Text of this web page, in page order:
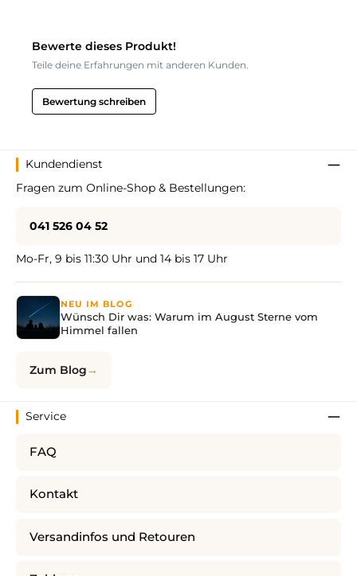
Bewerte dieses Produkt!
Teile deine Erfahrungen mit anderen Kunden.
Bewertung schreiben
Kundendienst
Fragen zum Online-Shop & Bestellungen:
041 526 04 52
Mo-Fr, 9 bis 11:30 Uhr und 14 bis 17 Uhr
NEU IM BLOG
Wünsch Dir was: Warum im August Sterne vom
Himmel fallen
Zum Blog
Service
FAQ
Kontakt
Versandinfos und Retouren